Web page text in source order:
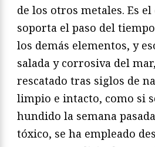
de los otros metales. Es
soporta el paso del
los demás elementos, y
salada y corrosiva del
rescatado tras siglos de
limpio e intacto, como si
hundido la semana
tóxico, se ha empleado